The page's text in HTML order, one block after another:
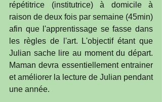
répétitrice (institutrice) à domicile à
raison de deux fois par semaine (45min)
afin que l'apprentissage se fasse dans
les règles de l'art. L'objectif étant que
Julian sache lire au moment du départ.
Maman devra essentiellement entrainer
et améliorer la lecture de Julian pendant
une année.